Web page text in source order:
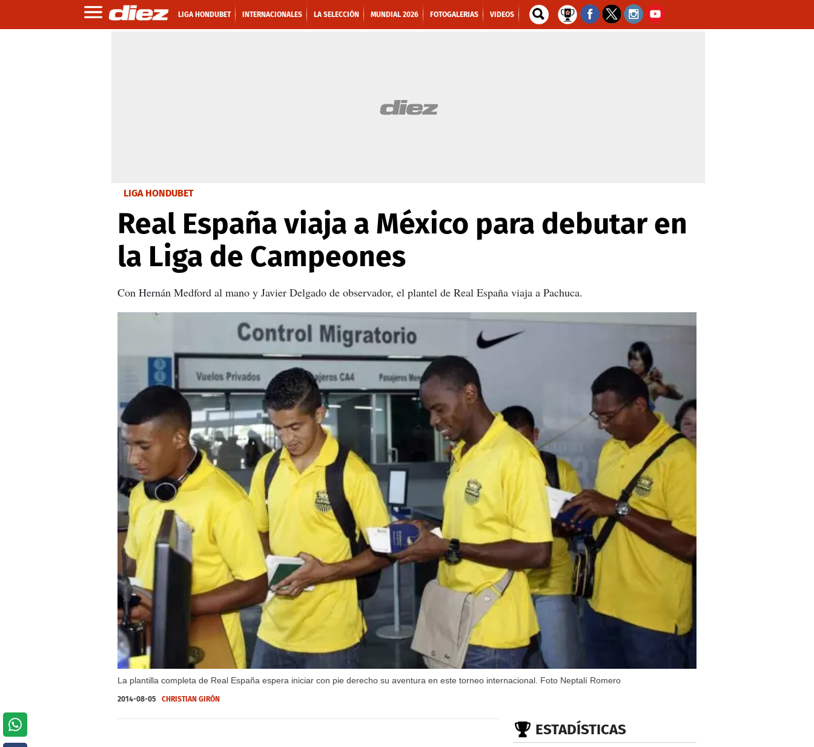
LIGA HONDUBET INTERNACIONALES LA SELECCIÓN MUNDIAL 2026 FOTOGALERIAS VIDEOS
LIGA HONDUBET
Real España viaja a México para debutar en
la Liga de Campeones
Con Hernán Medford al mano y Javier Delgado de observador, el plantel de Real España viaja a Pachuca.
La plantilla completa de Real España espera iniciar con pie derecho su aventura en este torneo internacional. Foto Neptalí Romero
X
2014-08-05 CHRISTIAN GIRÓN
ESTADÍSTICAS